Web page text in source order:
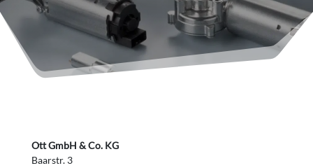
Ott GmbH & Co. KG
Baarstr. 3